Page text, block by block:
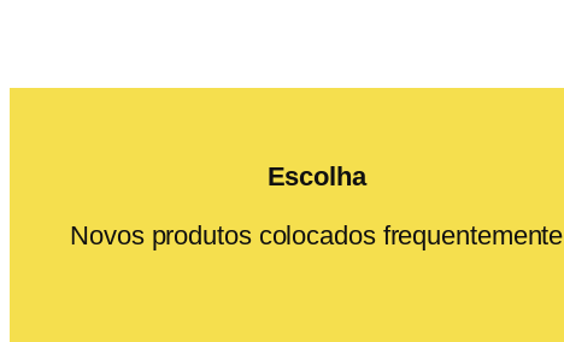
Escolha
Novos produtos colocados frequentemente